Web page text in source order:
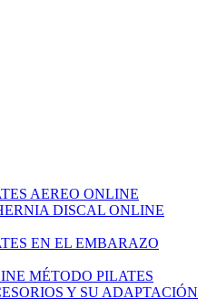
AEREO ONLINE
DISCAL ONLINE
EN EL EMBARAZO
MÉTODO PILATES
Y SU ADAPTACIÓN